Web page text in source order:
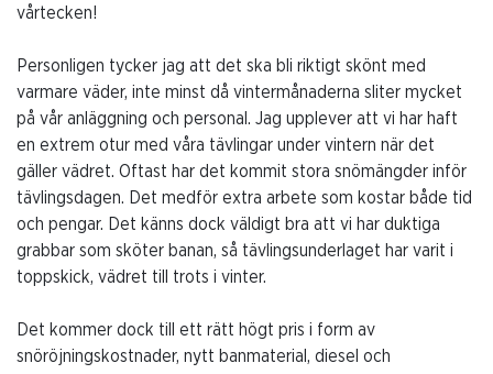
vårtecken!
Personligen tycker jag att det ska bli riktigt skönt med
varmare väder, inte minst då vintermånaderna sliter mycket
på vår anläggning och personal. Jag upplever att vi har haft
en extrem otur med våra tävlingar under vintern när det
gäller vädret. Oftast har det kommit stora snömängder inför
tävlingsdagen. Det medför extra arbete som kostar både tid
och pengar. Det känns dock väldigt bra att vi har duktiga
grabbar som sköter banan, så tävlingsunderlaget har varit i
toppskick, vädret till trots i vinter.
Det kommer dock till ett rätt högt pris i form av
snöröjningskostnader, nytt banmaterial, diesel och